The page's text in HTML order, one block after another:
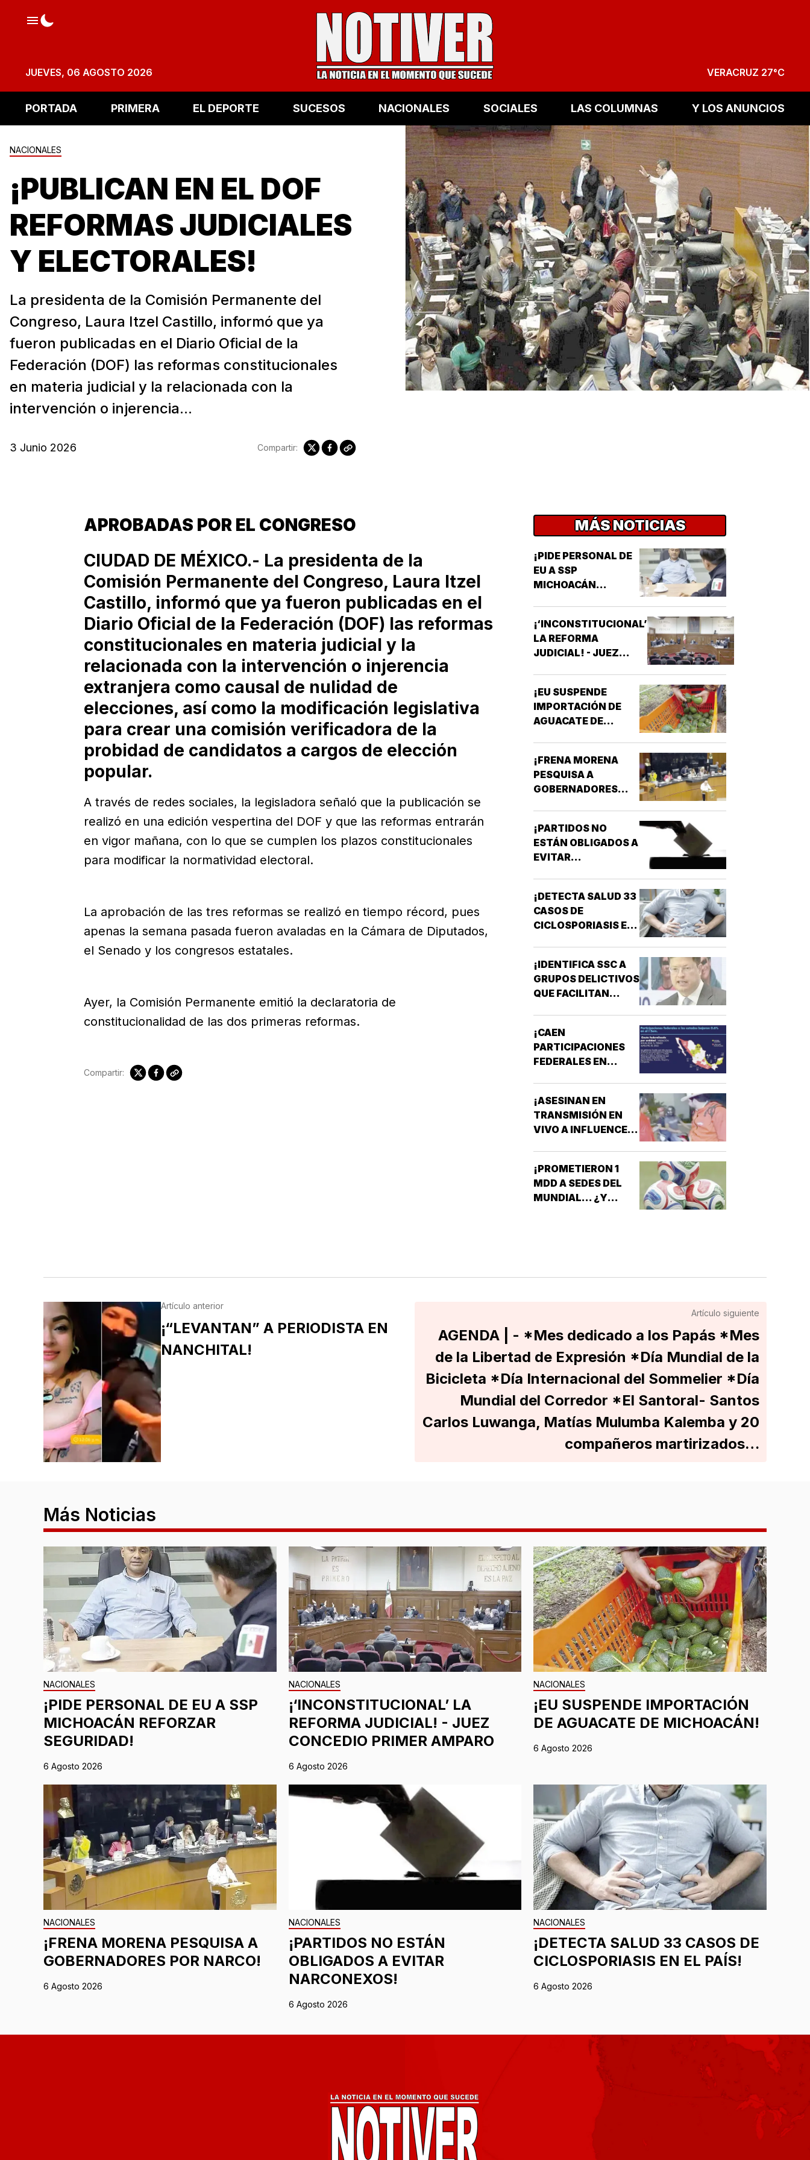
JUEVES, 06 AGOSTO 2026 VERACRUZ 27°C
PORTADA PRIMERA EL DEPORTE SUCESOS NACIONALES SOCIALES LAS COLUMNAS Y LOS ANUNCIOS
NACIONALES
¡PUBLICAN EN EL DOF
REFORMAS JUDICIALES
Y ELECTORALES!
La presidenta de la Comisión Permanente del
Congreso, Laura Itzel Castillo, informó que ya
fueron publicadas en el Diario Oficial de la
Federación (DOF) las reformas constitucionales
en materia judicial y la relacionada con la
intervención o injerencia...
3 Junio 2026 Compartir:
APROBADAS POR EL CONGRESO
CIUDAD DE MÉXICO.- La presidenta de la
Comisión Permanente del Congreso, Laura Itzel
Castillo, informó que ya fueron publicadas en el
Diario Oficial de la Federación (DOF) las reformas
constitucionales en materia judicial y la
relacionada con la intervención o injerencia
extranjera como causal de nulidad de
elecciones, así como la modificación legislativa
para crear una comisión verificadora de la
probidad de candidatos a cargos de elección
popular.
A través de redes sociales, la legisladora señaló que la publicación se
realizó en una edición vespertina del DOF y que las reformas entrarán
en vigor mañana, con lo que se cumplen los plazos constitucionales
para modificar la normatividad electoral.
La aprobación de las tres reformas se realizó en tiempo récord, pues
apenas la semana pasada fueron avaladas en la Cámara de Diputados,
el Senado y los congresos estatales.
Ayer, la Comisión Permanente emitió la declaratoria de
constitucionalidad de las dos primeras reformas.
Compartir:
MÁS NOTICIAS
¡PIDE PERSONAL DE
EU A SSP
MICHOACÁN
¡‘INCONSTITUCIONAL’
LA REFORMA
JUDICIAL! - JUEZ
¡EU SUSPENDE
IMPORTACIÓN DE
AGUACATE DE
¡FRENA MORENA
PESQUISA A
GOBERNADORES
¡PARTIDOS NO
ESTÁN OBLIGADOS A
EVITAR
¡DETECTA SALUD 33
CASOS DE
CICLOSPORIASIS EN
¡IDENTIFICA SSC A
GRUPOS DELICTIVOS
QUE FACILITAN
¡CAEN
PARTICIPACIONES
FEDERALES EN
¡ASESINAN EN
TRANSMISIÓN EN
VIVO A INFLUENCER
¡PROMETIERON 1
MDD A SEDES DEL
MUNDIAL... ¿Y
Artículo anterior
¡“LEVANTAN” A PERIODISTA EN
NANCHITAL!
Artículo siguiente
AGENDA | - *Mes dedicado a los Papás *Mes
de la Libertad de Expresión *Día Mundial de la
Bicicleta *Día Internacional del Sommelier *Día
Mundial del Corredor *El Santoral- Santos
Carlos Luwanga, Matías Mulumba Kalemba y 20
compañeros martirizados…
Más Noticias
NACIONALES
¡PIDE PERSONAL DE EU A SSP
MICHOACÁN REFORZAR
SEGURIDAD!
6 Agosto 2026
NACIONALES
¡‘INCONSTITUCIONAL’ LA
REFORMA JUDICIAL! - JUEZ
CONCEDIO PRIMER AMPARO
6 Agosto 2026
NACIONALES
¡EU SUSPENDE IMPORTACIÓN
DE AGUACATE DE MICHOACÁN!
6 Agosto 2026
NACIONALES
¡FRENA MORENA PESQUISA A
GOBERNADORES POR NARCO!
6 Agosto 2026
NACIONALES
¡PARTIDOS NO ESTÁN
OBLIGADOS A EVITAR
NARCONEXOS!
6 Agosto 2026
NACIONALES
¡DETECTA SALUD 33 CASOS DE
CICLOSPORIASIS EN EL PAÍS!
6 Agosto 2026